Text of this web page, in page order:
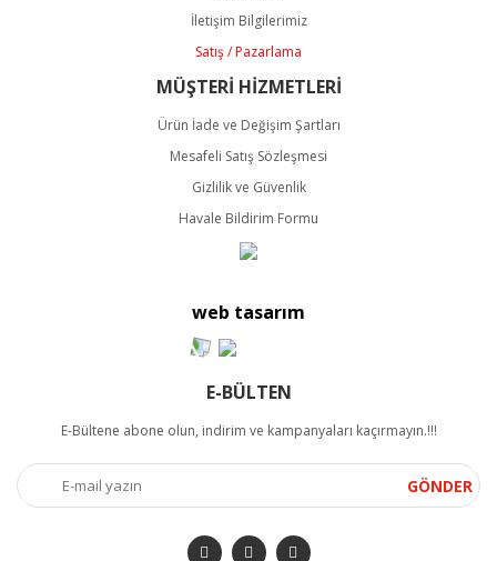
Ürün bilgilerinde hatalar bulunuyor.
Ürün fiyatı diğer sitelerden daha pahalı.
Bu ürüne benzer farklı alternatifler olmalı.
Gönder
İletişim Bilgilerimiz
Satış / Pazarlama
MÜŞTERİ HİZMETLERİ
Ürün İade ve Değişim Şartları
Mesafeli Satış Sözleşmesi
Gizlilik ve Güvenlik
Havale Bildirim Formu
web tasarım
E-BÜLTEN
E-Bültene abone olun, indirim ve kampanyaları kaçırmayın.!!!
GÖNDER